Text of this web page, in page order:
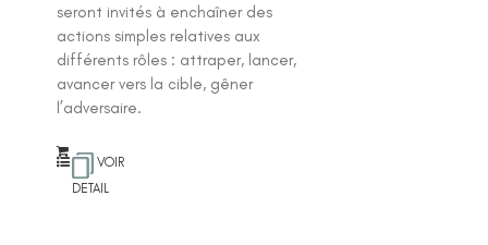
seront invités à enchaîner des
actions simples relatives aux
différents rôles : attraper, lancer,
avancer vers la cible, gêner
l’adversaire.
VOIR
DETAIL